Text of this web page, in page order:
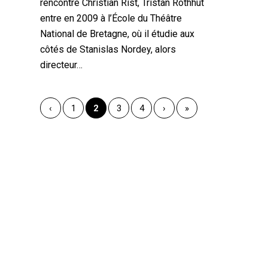
rencontré Christian Rist, Tristan Rothhut
entre en 2009 à l’École du Théâtre
National de Bretagne, où il étudie aux
côtés de Stanislas Nordey, alors
directeur…
‹ 1 2 3 4 › »